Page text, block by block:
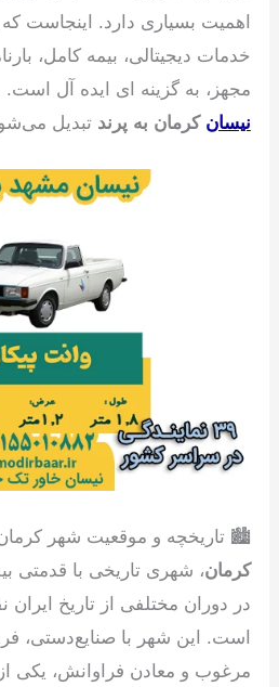
اهمیت بسیاری دارد. اینجاست که
خدمات دیجیتالی، بیمه کامل،
مجهز، به گزینه ای ایده آل است.
نیسان کرمان به پرند تبدیل
🏙 تاریخچه و موقعیت شهر کرمان
کرمان، شهری تاریخی با قدمتی
در دوران مختلفی از تاریخ
است. این شهر با صنایع‌دستی،
مرغوب و معادن فراوانش، یکی